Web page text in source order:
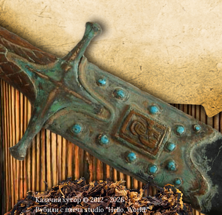
Казачий хутор © 2012 - 2026
Рубили с плечаstudio "Hello, World!"